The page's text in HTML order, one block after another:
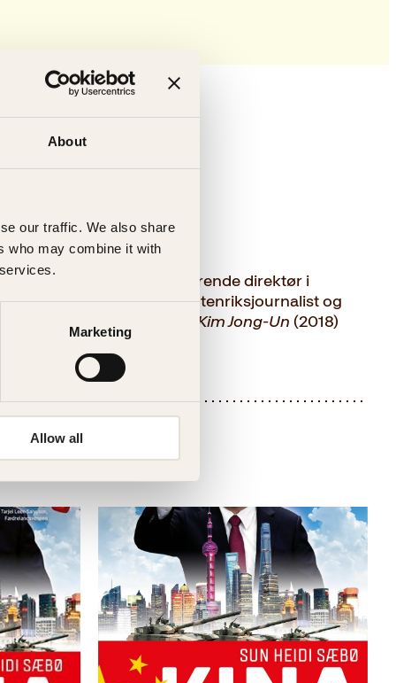
About
our traffic. We also share
who may combine it with
Marketing
Allow all
og administrerende direktør i
Dagbladet, både som utenriksjournalist og
Kim Jong-Un (2018)